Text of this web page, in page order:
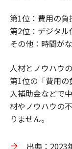
第1位：費用の負
第2位：デジタ
その他：時間が
人材とノウハウ
第1位の「費用
入補助金などで
材やノウハウの
りません。
出典：2023